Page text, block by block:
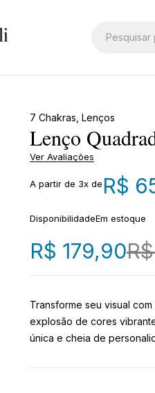
7 Chakras ,Lenços
Lenço
Ver Avaliações
A partir de 3x de R$
DisponibilidadeEm estoque
R$
R$ 179,90
Transforme seu visual
explosão de cores
única e cheia de